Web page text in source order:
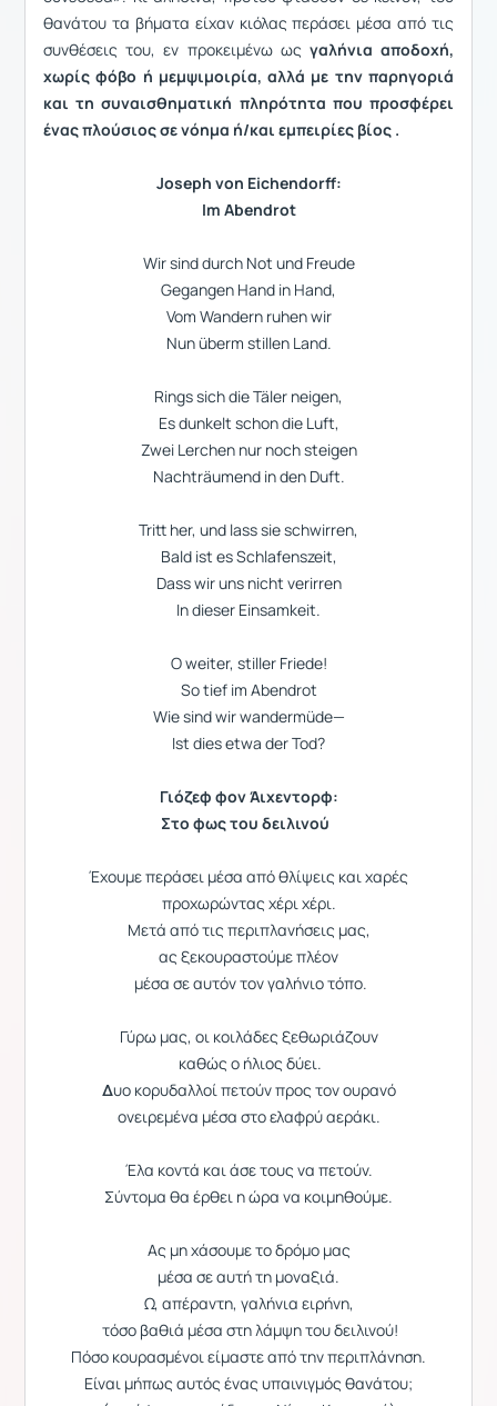
θανάτου τα βήματα είχαν κιόλας περάσει μέσα από τις
συνθέσεις του, εν προκειμένω ως γαλήνια αποδοχή,
χωρίς φόβο ή μεμψιμοιρία, αλλά με την παρηγοριά
και τη συναισθηματική πληρότητα που προσφέρει
ένας πλούσιος σε νόημα ή/και εμπειρίες βίος .
Joseph von Eichendorff:
Im Abendrot
Wir sind durch Not und Freude
Gegangen Hand in Hand,
Vom Wandern ruhen wir
Nun überm stillen Land.
Rings sich die Täler neigen,
Es dunkelt schon die Luft,
Zwei Lerchen nur noch steigen
Nachträumend in den Duft.
Tritt her, und lass sie schwirren,
Bald ist es Schlafenszeit,
Dass wir uns nicht verirren
In dieser Einsamkeit.
O weiter, stiller Friede!
So tief im Abendrot
Wie sind wir wandermüde—
Ist dies etwa der Tod?
Γιόζεφ φον Άιχεντορφ:
Στο φως του δειλινού
Έχουμε περάσει μέσα από θλίψεις και χαρές
προχωρώντας χέρι χέρι.
Μετά από τις περιπλανήσεις μας,
ας ξεκουραστούμε πλέον
μέσα σε αυτόν τον γαλήνιο τόπο.
Γύρω μας, οι κοιλάδες ξεθωριάζουν
καθώς ο ήλιος δύει.
∆υο κορυδαλλοί πετούν προς τον ουρανό
ονειρεμένα μέσα στο ελαφρύ αεράκι.
Έλα κοντά και άσε τους να πετούν.
Σύντομα θα έρθει η ώρα να κοιμηθούμε.
Ας μη χάσουμε το δρόμο μας
μέσα σε αυτή τη μοναξιά.
Ω, απέραντη, γαλήνια ειρήνη,
τόσο βαθιά μέσα στη λάμψη του δειλινού!
Πόσο κουρασμένοι είμαστε από την περιπλάνηση.
Είναι μήπως αυτός ένας υπαινιγμός θανάτου;